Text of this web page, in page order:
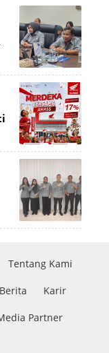
Tentang Kami
Karir
Partner